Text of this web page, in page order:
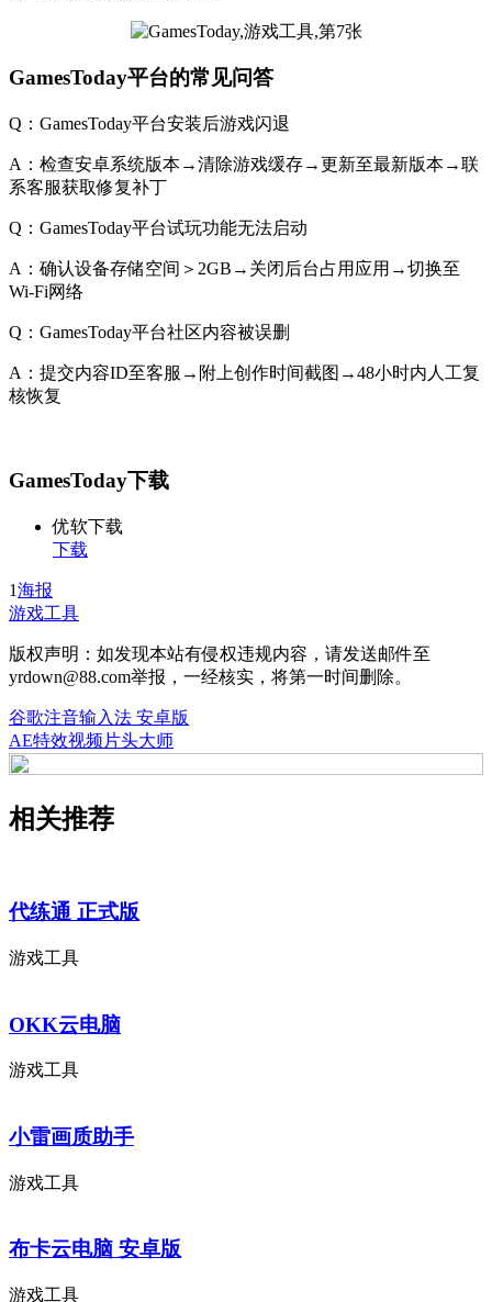
GamesToday平台的常见问答
Q：GamesToday平台安装后游戏闪退
A：检查安卓系统版本→清除游戏缓存→更新至最新版本→联
系客服获取修复补丁
Q：GamesToday平台试玩功能无法启动
A：确认设备存储空间＞2GB→关闭后台占用应用→切换至
Wi-Fi网络
Q：GamesToday平台社区内容被误删
A：提交内容ID至客服→附上创作时间截图→48小时内人工复
核恢复
GamesToday下载
优软下载
下载
1海报
游戏工具
版权声明：如发现本站有侵权违规内容，请发送邮件至
yrdown@88.com举报，一经核实，将第一时间删除。
谷歌注音输入法 安卓版
AE特效视频片头大师
相关推荐
代练通 正式版
游戏工具
OKK云电脑
游戏工具
小雷画质助手
游戏工具
布卡云电脑 安卓版
游戏工具